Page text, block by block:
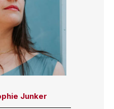
Junker